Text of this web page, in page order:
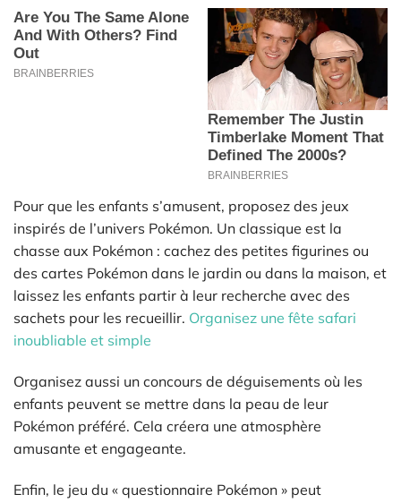
Pour que les enfants s’amusent, proposez des jeux
inspirés de l’univers Pokémon. Un classique est la
chasse aux Pokémon : cachez des petites figurines ou
des cartes Pokémon dans le jardin ou dans la maison, et
laissez les enfants partir à leur recherche avec des
sachets pour les recueillir. Organisez une fête safari
inoubliable et simple
Organisez aussi un concours de déguisements où les
enfants peuvent se mettre dans la peau de leur
Pokémon préféré. Cela créera une atmosphère
amusante et engageante.
Enfin, le jeu du « questionnaire Pokémon » peut